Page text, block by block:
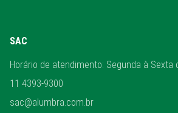
SAC
Horário de atendimento: Segunda à Sexta
11 4393-9300
sac@alumbra.com.br